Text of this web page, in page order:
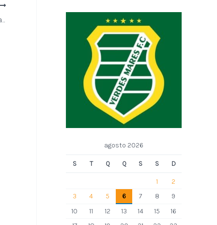
Ordem de serviço para obra de desassoreamento do Rio Jundiaí será assinada na próxima segunda, dia 27
agosto 2026
S T Q Q S S D
1
2
3
4 5 6 7 8
9
10
11 12 13 14 15
16